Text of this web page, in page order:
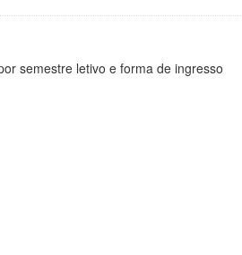
semestre letivo e forma de ingresso